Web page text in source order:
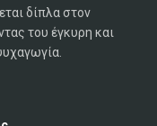
δίπλα στον
του έγκυρη και